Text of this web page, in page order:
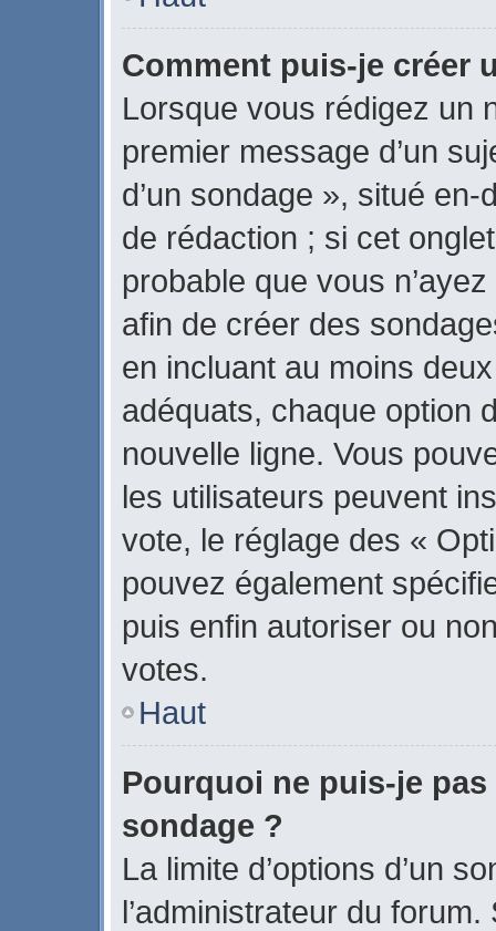
Comment puis-je créer
Lorsque vous rédigez un
premier message d’un
d’un sondage », situé
de rédaction ; si cet
probable que vous
afin de créer des
en incluant au moins
adéquats, chaque option
nouvelle ligne. Vous
les utilisateurs peuvent
vote, le réglage des «
pouvez également
puis enfin autoriser ou
votes.
Haut
Pourquoi ne puis-je
sondage ?
La limite d’options d’un
l’administrateur du